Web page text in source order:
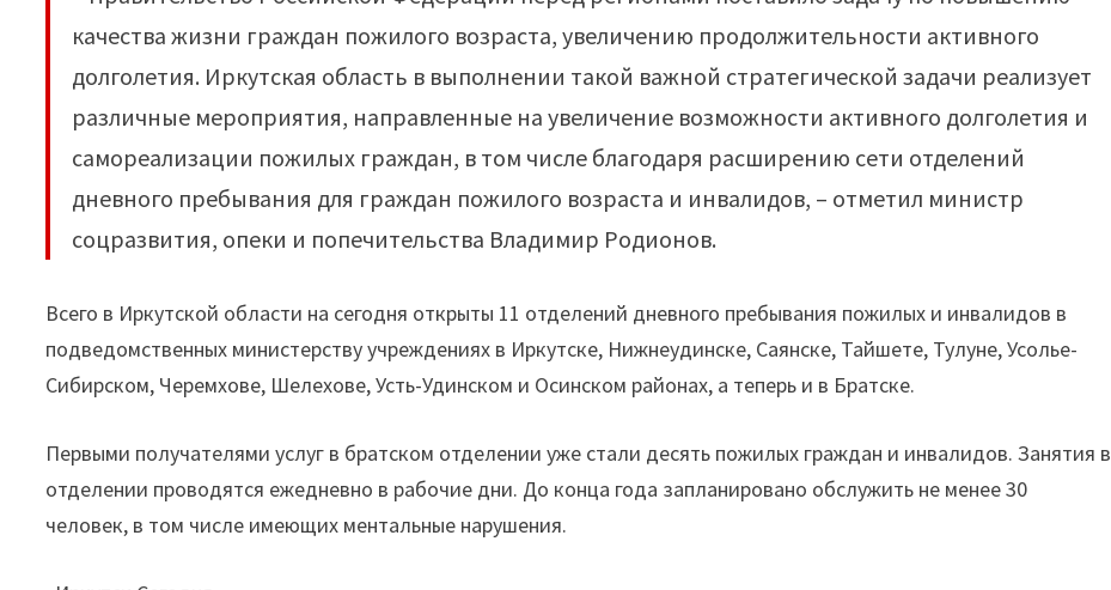
качества жизни граждан пожилого возраста, увеличению продолжительности активного
долголетия. Иркутская область в выполнении такой важной стратегической задачи реализует
различные мероприятия, направленные на увеличение возможности активного долголетия и
самореализации пожилых граждан, в том числе благодаря расширению сети отделений
дневного пребывания для граждан пожилого возраста и инвалидов, – отметил министр
соцразвития, опеки и попечительства Владимир Родионов.
Всего в Иркутской области на сегодня открыты 11 отделений дневного пребывания пожилых и инвалидов в
подведомственных министерству учреждениях в Иркутске, Нижнеудинске, Саянске, Тайшете, Тулуне, Усолье-
Сибирском, Черемхове, Шелехове, Усть-Удинском и Осинском районах, а теперь и в Братске.
Первыми получателями услуг в братском отделении уже стали десять пожилых граждан и инвалидов. Занятия в
отделении проводятся ежедневно в рабочие дни. До конца года запланировано обслужить не менее 30
человек, в том числе имеющих ментальные нарушения.